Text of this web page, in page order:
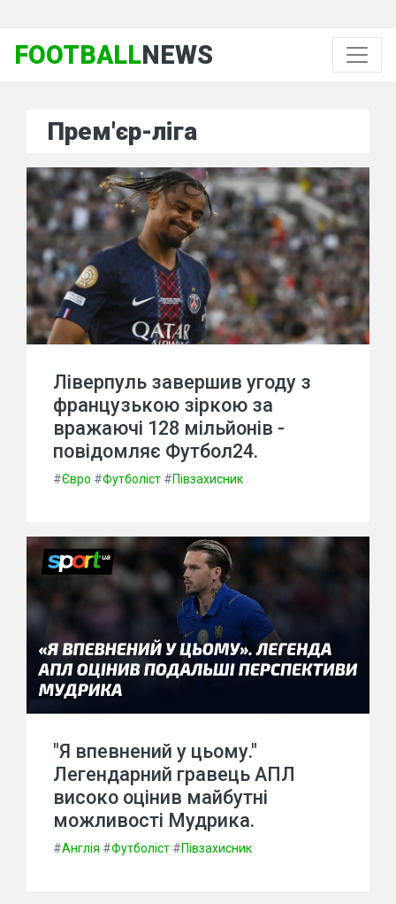
FOOTBALLNEWS
Прем'єр-ліга
Ліверпуль завершив угоду з
французькою зіркою за
вражаючі 128 мільйонів -
повідомляє Футбол24.
#Євро #Футболіст #Півзахисник
"Я впевнений у цьому."
Легендарний гравець АПЛ
високо оцінив майбутні
можливості Мудрика.
#Англія #Футболіст #Півзахисник